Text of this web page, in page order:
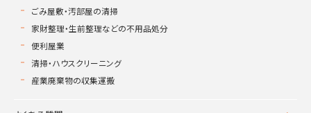
ごみ屋敷・汚部屋の清掃
家財整理・生前整理などの不用品処分
便利屋業
清掃・ハウスクリーニング
産業廃棄物の収集運搬